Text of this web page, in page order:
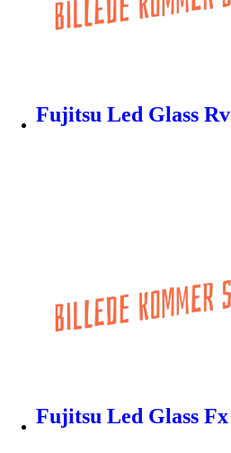
Fujitsu Led Glass Rv
Fujitsu Led Glass Fx